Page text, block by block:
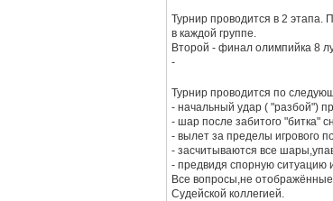
Турнир проводится в 2 этапа.
в каждой группе.
Второй - финал олимпийка 8
-
Турнир проводится по
- начальный удар ( "разбой")
- шар после забитого "битка"
- вылет за пределы игрового
- засчитываются все
- предвидя спорную ситуацию
Все вопросы,не
Судейской коллегией.